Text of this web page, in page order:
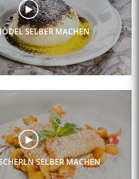
SELBER MACHEN
SELBER MACHEN